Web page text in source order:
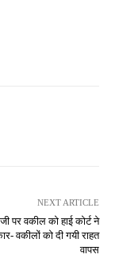
NEXT ARTICLE
पर वकील को हाई कोर्ट ने
वकीलों को दी गयी राहत
वापस